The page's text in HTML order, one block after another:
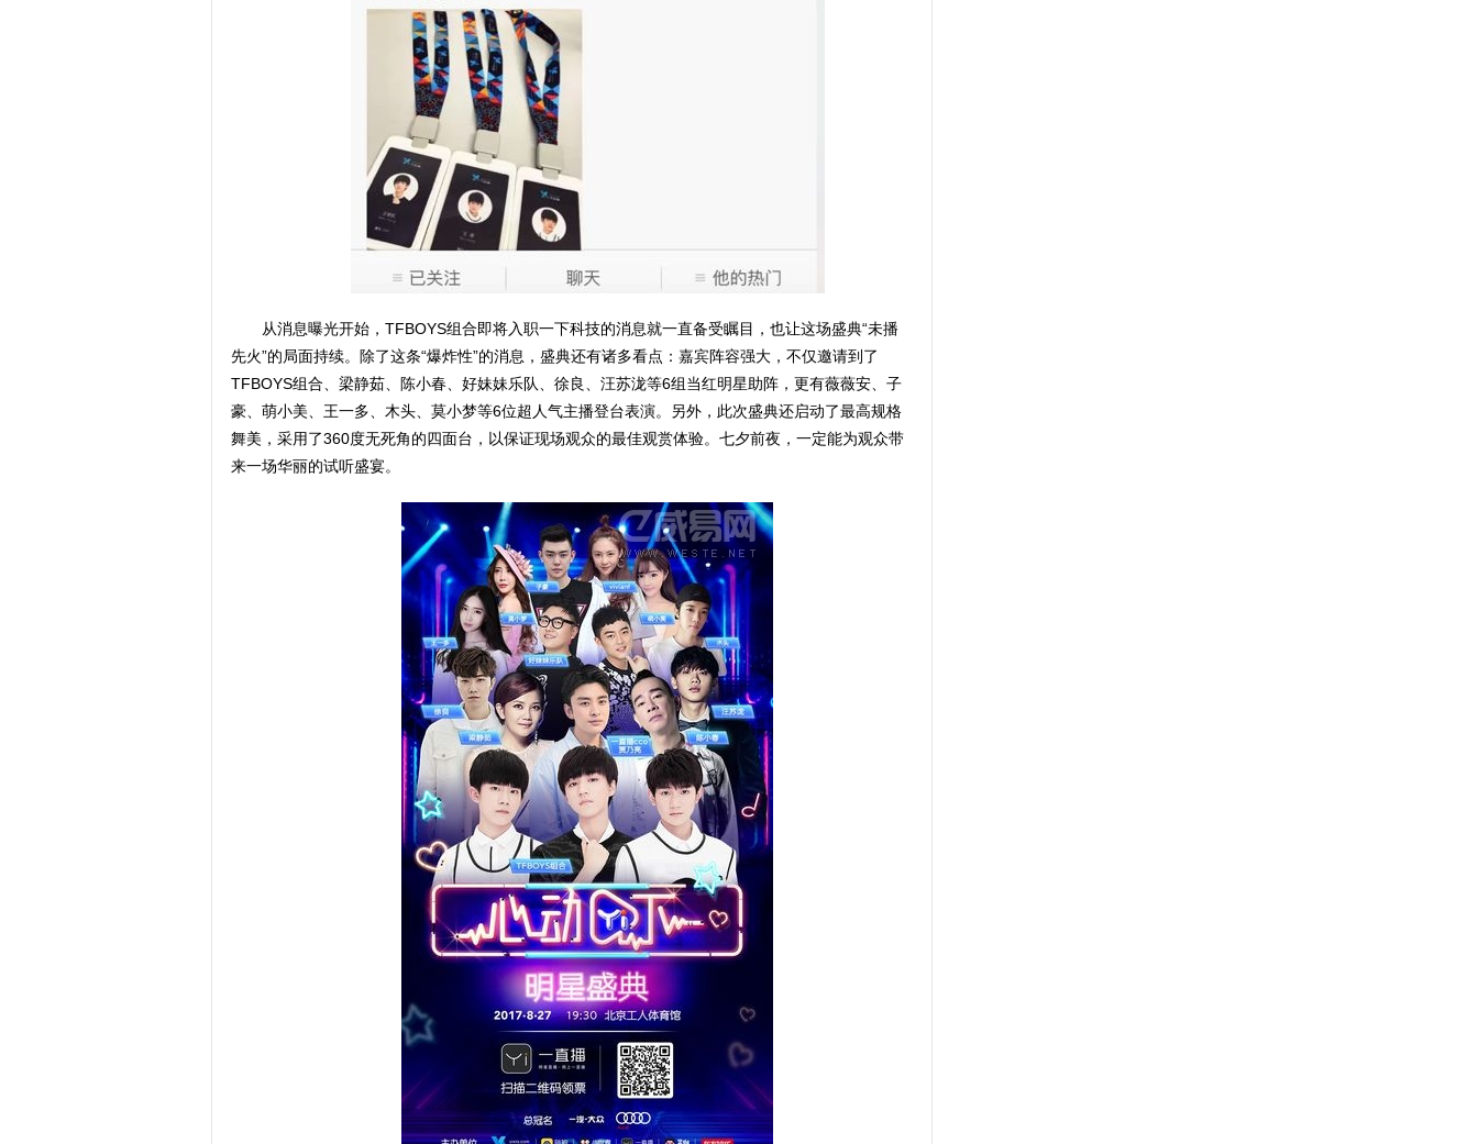
从消息曝光开始，TFBOYS组合即将入职一下科技的消息就一直备受瞩目，也让这场盛典“未播
先火”的局面持续。除了这条“爆炸性”的消息，盛典还有诸多看点：嘉宾阵容强大，不仅邀请到了
TFBOYS组合、梁静茹、陈小春、好妹妹乐队、徐良、汪苏泷等6组当红明星助阵，更有薇薇安、子
豪、萌小美、王一多、木头、莫小梦等6位超人气主播登台表演。另外，此次盛典还启动了最高规格
舞美，采用了360度无死角的四面台，以保证现场观众的最佳观赏体验。七夕前夜，一定能为观众带
来一场华丽的试听盛宴。